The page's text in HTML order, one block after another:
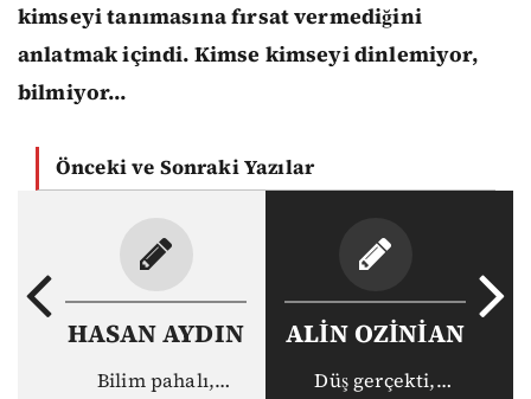
kimseyi tanımasına fırsat vermediğini
anlatmak içindi. Kimse kimseyi dinlemiyor,
bilmiyor…
Önceki ve Sonraki Yazılar
HASAN AYDIN
Bilim pahalı,
ALİN OZİNİAN
Düş gerçekti,